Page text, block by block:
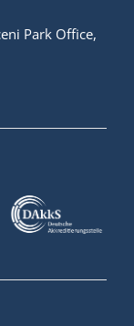
Park Office,